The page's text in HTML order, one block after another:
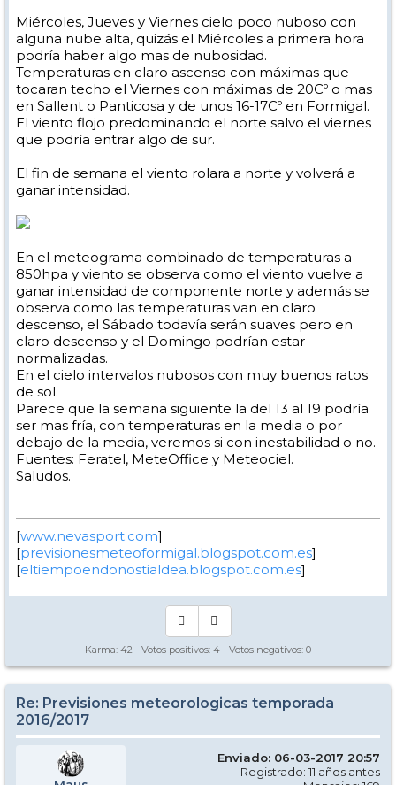
Miércoles, Jueves y Viernes cielo poco nuboso con
alguna nube alta, quizás el Miércoles a primera hora
podría haber algo mas de nubosidad.
Temperaturas en claro ascenso con máximas que
tocaran techo el Viernes con máximas de 20Cº o mas
en Sallent o Panticosa y de unos 16-17Cº en Formigal.
El viento flojo predominando el norte salvo el viernes
que podría entrar algo de sur.
El fin de semana el viento rolara a norte y volverá a
ganar intensidad.
En el meteograma combinado de temperaturas a
850hpa y viento se observa como el viento vuelve a
ganar intensidad de componente norte y además se
observa como las temperaturas van en claro
descenso, el Sábado todavía serán suaves pero en
claro descenso y el Domingo podrían estar
normalizadas.
En el cielo intervalos nubosos con muy buenos ratos
de sol.
Parece que la semana siguiente la del 13 al 19 podría
ser mas fría, con temperaturas en la media o por
debajo de la media, veremos si con inestabilidad o no.
Fuentes: Feratel, MeteOffice y Meteociel.
Saludos.
[www.nevasport.com]
[previsionesmeteoformigal.blogspot.com.es]
[eltiempoendonostialdea.blogspot.com.es]
Karma: 42 - Votos positivos: 4 - Votos negativos: 0
Re: Previsiones meteorologicas temporada
2016/2017
Enviado: 06-03-2017 20:57
Registrado: 11 años antes